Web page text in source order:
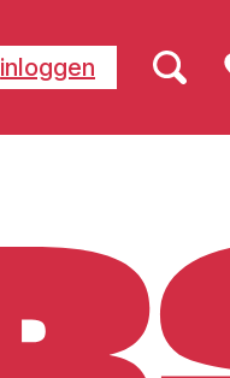
inloggen